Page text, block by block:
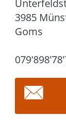
3985
Goms